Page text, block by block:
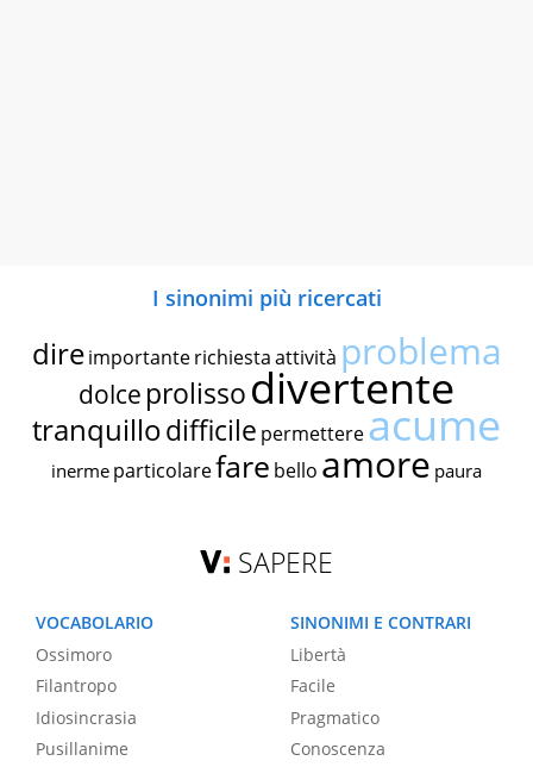
I sinonimi più ricercati
dire importante richiestaattività problema
dolce prolissodivertente
tranquillodifficile permettereacume
inerme particolarefare bello amore paura
SAPERE
VOCABOLARIO
Ossimoro
Filantropo
Idiosincrasia
Pusillanime
SINONIMI E CONTRARI
Libertà
Facile
Pragmatico
Conoscenza